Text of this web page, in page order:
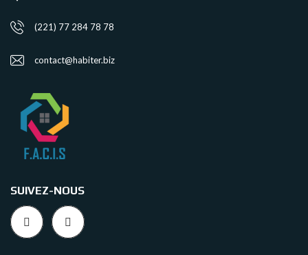
(221) 77 284 78 78
contact@habiter.biz
SUIVEZ-NOUS